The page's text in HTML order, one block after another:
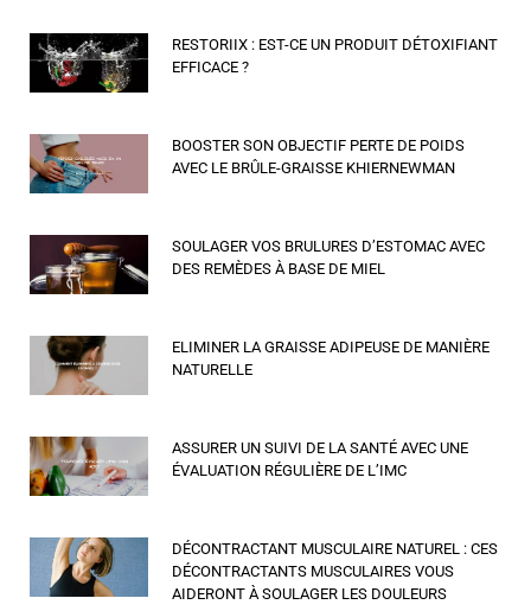
RESTORIIX : EST-CE UN PRODUIT DÉTOXIFIANT
EFFICACE ?
BOOSTER SON OBJECTIF PERTE DE POIDS
AVEC LE BRÛLE-GRAISSE KHIERNEWMAN
SOULAGER VOS BRULURES D’ESTOMAC AVEC
DES REMÈDES À BASE DE MIEL
ELIMINER LA GRAISSE ADIPEUSE DE MANIÈRE
NATURELLE
ASSURER UN SUIVI DE LA SANTÉ AVEC UNE
ÉVALUATION RÉGULIÈRE DE L’IMC
DÉCONTRACTANT MUSCULAIRE NATUREL : CES
DÉCONTRACTANTS MUSCULAIRES VOUS
AIDERONT À SOULAGER LES DOULEURS